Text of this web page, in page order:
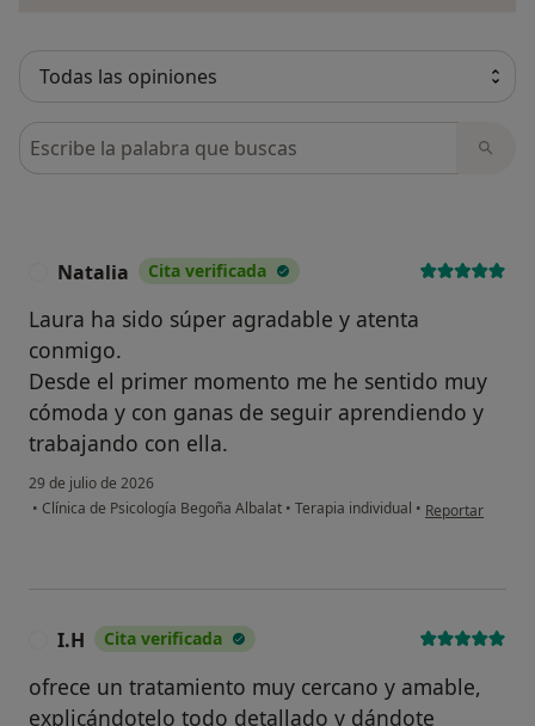
Busca en opiniones
Natalia Cita verificada
Laura ha sido súper agradable y atenta
conmigo.
Desde el primer momento me he sentido muy
cómoda y con ganas de seguir aprendiendo y
trabajando con ella.
29 de julio de 2026
• Clínica de Psicología Begoña Albalat • Terapia individual • en opinión del
Reportar
I.H Cita verificada
ofrece un tratamiento muy cercano y amable,
explicándotelo todo detallado y dándote